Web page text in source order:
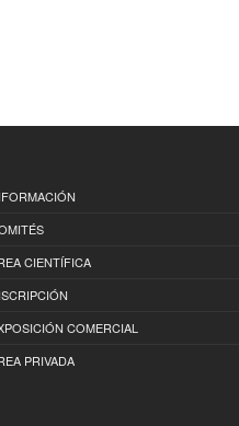
CIENTÍFICA
COMERCIAL
PRIVADA